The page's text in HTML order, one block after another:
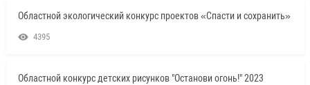
Областной экологический конкурс проектов «Спасти и сохранить»
4395
Областной конкурс детских рисунков "Останови огонь!" 2023